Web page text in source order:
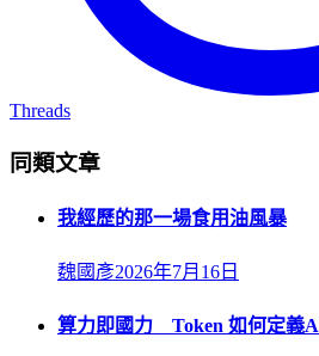
Threads
同類文章
我經歷的那一場食用油風暴
魏國彥2026年7月16日
算力即國力 Token 如何定義